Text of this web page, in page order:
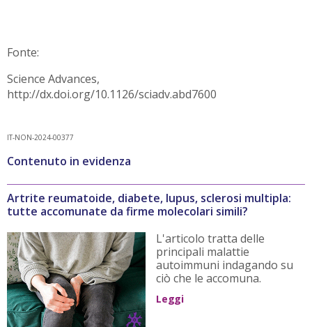
Fonte:
Science Advances,
http://dx.doi.org/10.1126/sciadv.abd7600
IT-NON-2024-00377
Contenuto in evidenza
Artrite reumatoide, diabete, lupus, sclerosi multipla:
tutte accomunate da firme molecolari simili?
L'articolo tratta delle
principali malattie
autoimmuni indagando su
ciò che le accomuna.
Leggi